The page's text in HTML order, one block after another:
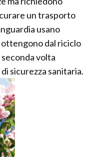
un trasporto
usano
dal riciclo
volta
sicurezza sanitaria.